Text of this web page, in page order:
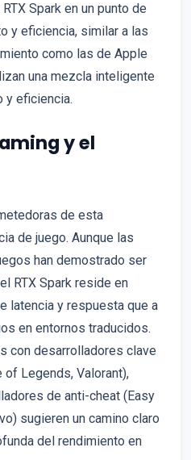
Spark en un punto de
y eficiencia, similar a las
como las de Apple
una mezcla inteligente
y eficiencia.
y el
de esta
de juego. Aunque las
han demostrado ser
RTX Spark reside en
latencia y respuesta que a
en entornos traducidos.
con desarrolladores clave
of Legends, Valorant),
de anti-cheat (Easy
sugieren un camino claro
del rendimiento en